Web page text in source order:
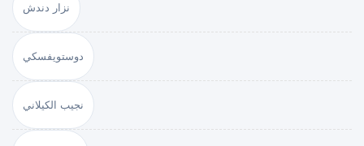
نزار دندش
دوستويفسكي
نجيب الكيلاني